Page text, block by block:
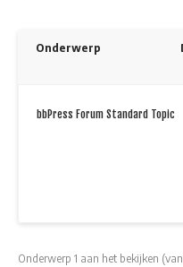
Onderwerp
bbPress Forum Standard Topic
Onderwerp 1 aan het bekijken